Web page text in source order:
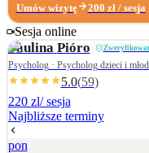
zainteresowania zawodowe
zaburzeń osobowości, •
małżeńskich i rodzinnych. Nie
Wydział Nauk Pedagogicznych
w 2007 r. studia licencjackie
(resocjalizacja). W 2016 r.
psychodynamicznej w
2020 r. uzyskałem dyplom
ukończenia szkoły
Umów wizytę 200 zł / sesja
Sesja online
Paulina Pióro
Psycholog · Psycholog dzieci i
5.0(59)
220 zl/ sesja
Najbliższe terminy
pon